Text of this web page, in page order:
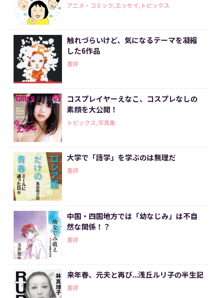
アニメ・コミック,エッセイ,トピックス
触れづらいけど、気になるテーマを凝縮
した6作品
書評
コスプレイヤーえなこ、コスプレなしの
素顔を大公開！
トピックス,写真集
大学で「語学」を学ぶのは無理だ
書評
中国・四国地方では「幼なじみ」は不自
然な関係！？
書評
来年春、元夫と再び...浅丘ルリ子の半生記
書評